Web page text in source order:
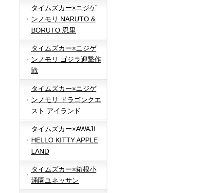
タイムズカー×ニジゲ
ンノモリ NARUTO &
BORUTO 忍里
タイムズカー×ニジゲ
ンノモリ ゴジラ迎撃作
戦
タイムズカー×ニジゲ
ンノモリ ドラゴンクエ
スト アイランド
タイムズカー×AWAJI
HELLO KITTY APPLE
LAND
タイムズカー×箱根小
涌園ユネッサン